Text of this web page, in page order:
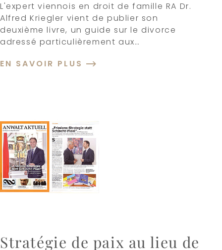
L'expert viennois en droit de famille RA Dr.
Alfred Kriegler vient de publier son
deuxième livre, un guide sur le divorce
adressé particulièrement aux…
EN SAVOIR PLUS
Stratégie de paix au lieu de